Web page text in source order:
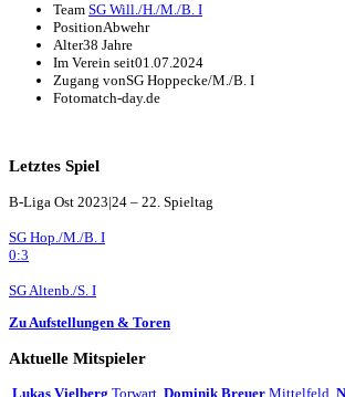
Team SG Will./H./M./B. I
PositionAbwehr
Alter38 Jahre
Im Verein seit01.07.2024
Zugang vonSG Hoppecke/M./B. I
Fotomatch-day.de
Letztes Spiel
B-Liga Ost 2023|24 – 22. Spieltag
SG Hop./M./B. I
0:3
SG Altenb./S. I
Zu Aufstellungen & Toren
Aktuelle Mitspieler
Lukas Vielberg Torwart Dominik Breuer Mittelfeld